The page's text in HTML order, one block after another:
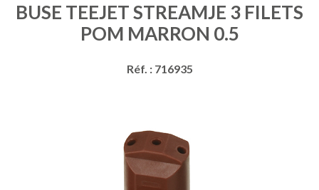
BUSE TEEJET STREAMJE 3 FILETS
POM MARRON 0.5
Réf. : 716935